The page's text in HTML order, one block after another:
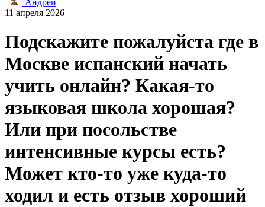
Андрей
11 апреля 2026
Подскажите пожалуйста где в
Москве испанский начать
учить онлайн? Какая-то
языковая школа хорошая?
Или при посольстве
интенсивные курсы есть?
Может кто-то уже куда-то
ходил и есть отзыв хороший